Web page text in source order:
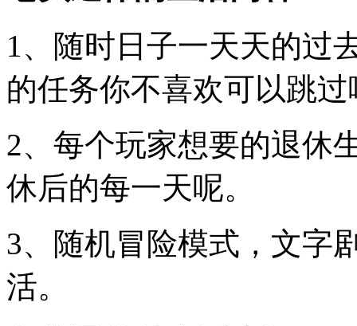
1、随时日子一天天的过
的任务你不喜欢可以跳
2、每个玩家想要的退休
休后的每一天呢。
3、随机冒险模式，文字
活。